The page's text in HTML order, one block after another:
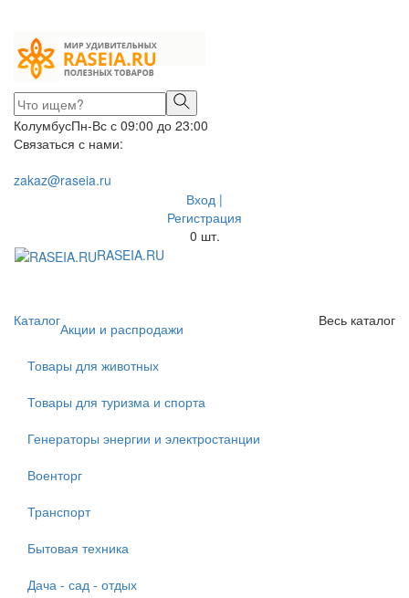
КолумбусПн-Вс с 09:00 до 23:00
Связаться с нами:
zakaz@raseia.ru
Вход |
Регистрация
0 шт.
RASEIA.RU
Каталог
Весь каталог
Акции и распродажи
Товары для животных
Товары для туризма и спорта
Генераторы энергии и электростанции
Военторг
Транспорт
Бытовая техника
Дача - сад - отдых